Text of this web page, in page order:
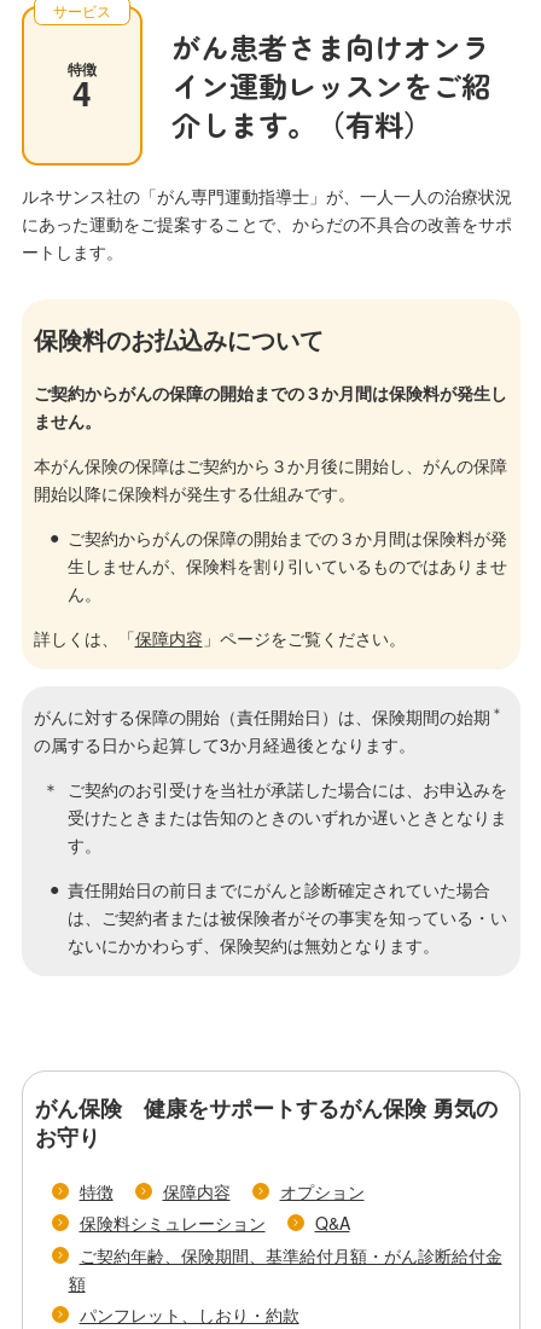
サービス
特徴
4
がん患者さま向けオンラ
イン運動レッスンをご紹
介します。（有料）
ルネサンス社の「がん専門運動指導士」が、一人一人の治療状況
にあった運動をご提案することで、からだの不具合の改善をサポ
ートします。
保険料のお払込みについて
ご契約からがんの保障の開始までの３か月間は保険料が発生し
ません。
本がん保険の保障はご契約から３か月後に開始し、がんの保障
開始以降に保険料が発生する仕組みです。
ご契約からがんの保障の開始までの３か月間は保険料が発
生しませんが、保険料を割り引いているものではありませ
ん。
詳しくは、「保障内容 」ページをご覧ください。
がんに対する保障の開始（責任開始日）は、保険期間の始期 ＊
の属する日から起算して3か月経過後となります。
ご契約のお引受けを当社が承諾した場合には、お申込みを
受けたときまたは告知のときのいずれか遅いときとなりま
す。
責任開始日の前日までにがんと診断確定されていた場合
は、ご契約者または被保険者がその事実を知っている・い
ないにかかわらず、保険契約は無効となります。
がん保険 健康をサポートするがん保険 勇気の
お守り
特徴 保障内容
オプション
保険料シミュレーション
Q&A
ご契約年齢、保険期間、基準給付月額・がん診断給付金
額
パンフレット、しおり・約款